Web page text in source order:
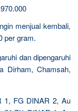
menjual kembali,
per gram.
dan dipengaruhi
Dirham, Chamsah,
FG DINAR 2, Au